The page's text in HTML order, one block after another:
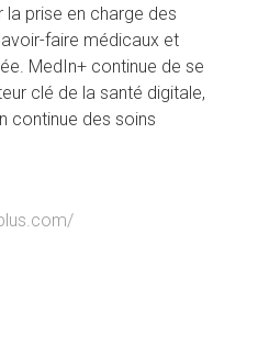
prise en charge des
faire médicaux et
MedIn+ continue de se
clé de la santé digitale,
continue des soins